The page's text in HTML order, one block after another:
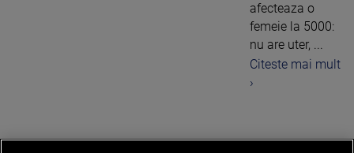
afecteaza o
femeie la 5000:
nu are uter, ...
Citeste mai mult
›